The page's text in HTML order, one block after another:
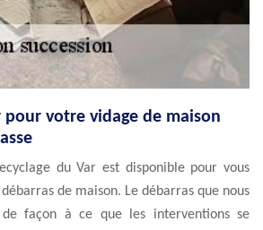
pour votre vidage de maison
du Var est disponible pour vous
de maison. Le débarras que nous
façon à ce que les interventions se